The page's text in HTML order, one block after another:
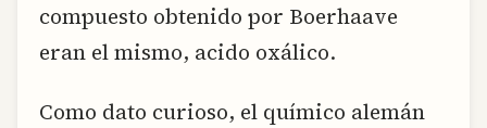
compuesto obtenido por Boerhaave
eran el mismo, acido oxálico.
Como dato curioso, el químico alemán